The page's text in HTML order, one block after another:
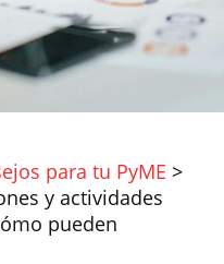
para tu PyME >
y actividades
pueden